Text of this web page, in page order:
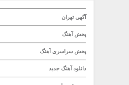
آگهی تهران
پخش آهنگ
پخش سراسری آهنگ
دانلود آهنگ جدید